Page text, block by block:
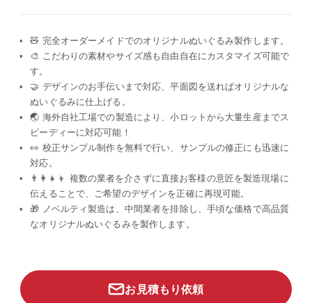
🧸 完全オーダーメイドでのオリジナルぬいぐるみ製作します。
🎨 こだわりの素材やサイズ感も自由自在にカスタマイズ可能で
す。
🤝 デザインのお手伝いまで対応、平面図を送ればオリジナルな
ぬいぐるみに仕上げる。
🌏 海外自社工場での製造により、小ロットから大量生産までス
ピーディーに対応可能！
👀 校正サンプル制作を無料で行い、サンプルの修正にも迅速に
対応。
👨‍👩‍👧‍👦 複数の業者を介さずに直接お客様の意匠を製造現場に
伝えることで、ご希望のデザインを正確に再現可能。
🎁 ノベルティ製造は、中間業者を排除し、手頃な価格で高品質
なオリジナルぬいぐるみを製作します。
お見積もり依頼